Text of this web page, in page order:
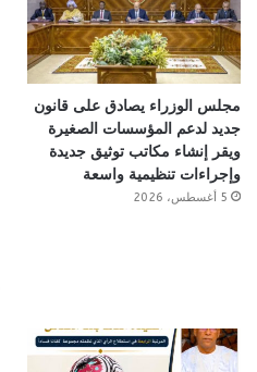
مجلس الوزراء يصادق على قانون
جديد لدعم المؤسسات الصغيرة
ويقر إنشاء مكاتب توثيق جديدة
وإجراءات تنظيمية واسعة
5 أغسطس، 2026